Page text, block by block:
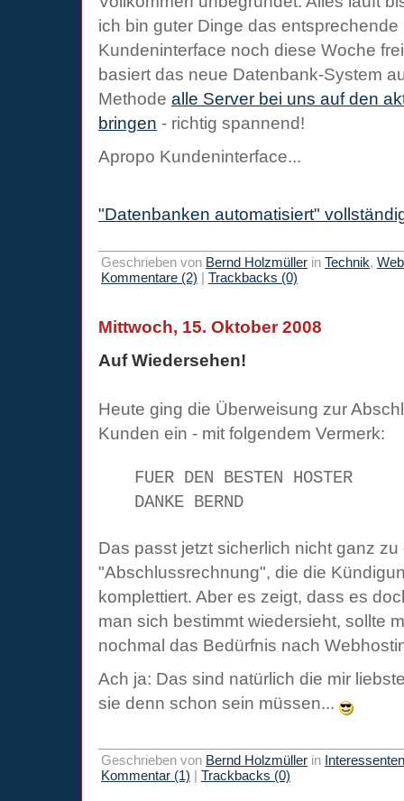
ich bin guter Dinge das
Kundeninterface noch diese Woche
basiert das neue Datenbank-System
Methode alle Server bei uns auf den
bringen - richtig spannend!
Apropo Kundeninterface...
"Datenbanken automatisiert"
Geschrieben von Bernd Holzmüller in Technik,
Kommentare (2) | Trackbacks (0)
Mittwoch, 15. Oktober 2008
Auf Wiedersehen!
Heute ging die Überweisung zur
Kunden ein - mit folgendem Vermerk:
FUER DEN BESTEN HOSTER
DANKE BERND
Das passt jetzt sicherlich nicht ganz zu
"Abschlussrechnung", die die
komplettiert. Aber es zeigt, dass es
man sich bestimmt wiedersieht, sollte
nochmal das Bedürfnis nach
Ach ja: Das sind natürlich die mir
sie denn schon sein müssen...
Geschrieben von Bernd Holzmüller in
Kommentar (1) | Trackbacks (0)